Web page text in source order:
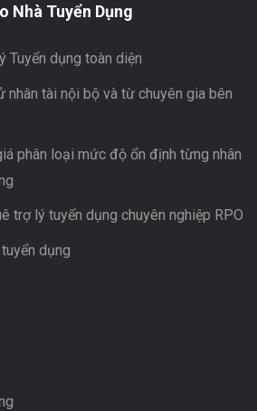
Nhà Tuyển Dụng
Tuyển dụng toàn diện
nhân tài nội bộ và từ chuyên gia bên
phân loại mức độ ổn định từng nhân
trợ lý tuyển dụng chuyên nghiệp RPO
dụng